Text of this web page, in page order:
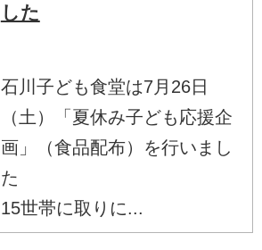
した
石川子ども食堂は7月26日
（土）「夏休み子ども応援企
画」（食品配布）を行いまし
た
15世帯に取りに...